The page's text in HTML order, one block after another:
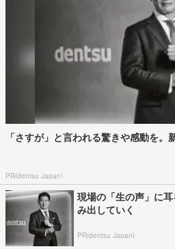
「さすが」と言われる驚きや感動を
PR(dentsu Japan)
現場の「生の声」に
み出していく
PR(dentsu Japan)